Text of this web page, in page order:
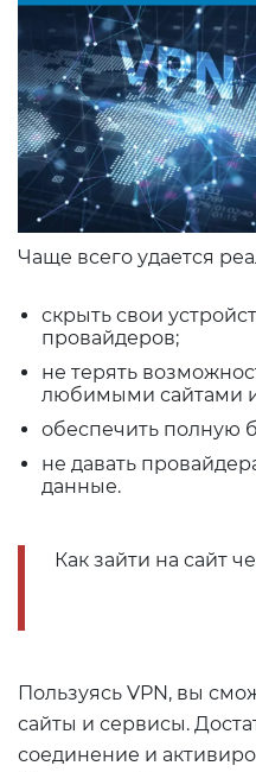
Чаще всего удается
скрыть свои
провайдеров;
не терять
любимыми сайтами
обеспечить полную
не давать
данные.
Как зайти на сайт
Пользуясь VPN, вы
сайты и сервисы.
соединение и